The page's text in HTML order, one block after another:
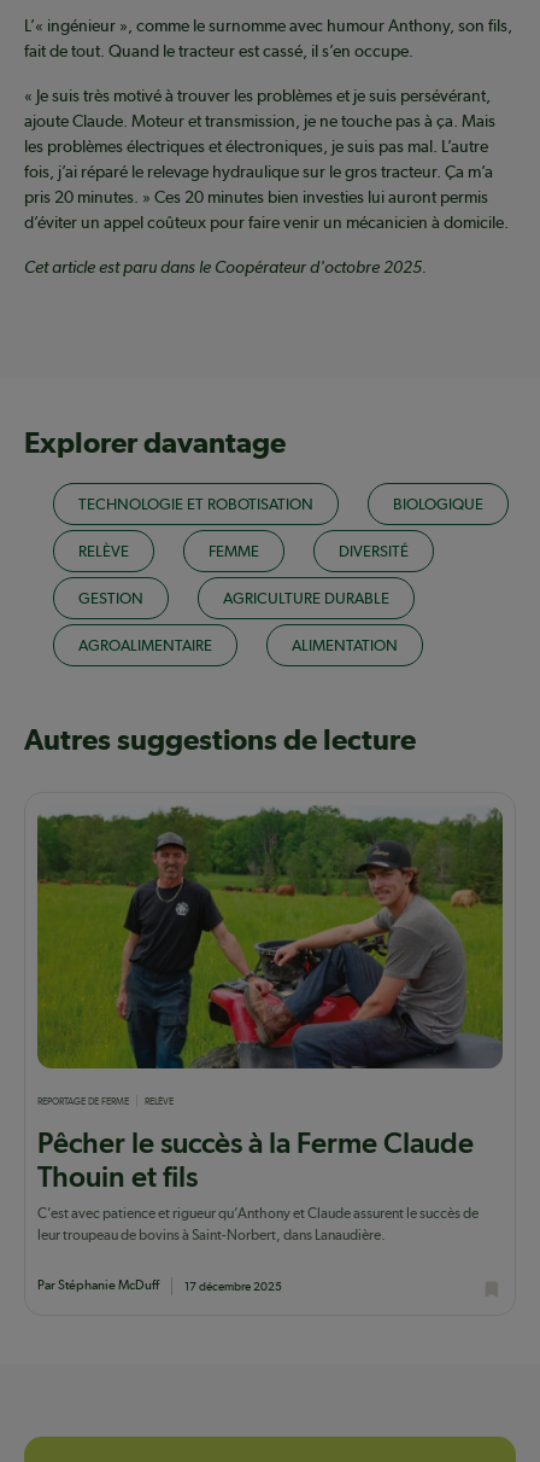
L’« ingénieur », comme le surnomme avec humour Anthony, son fils,
fait de tout. Quand le tracteur est cassé, il s’en occupe.
« Je suis très motivé à trouver les problèmes et je suis persévérant,
ajoute Claude. Moteur et transmission, je ne touche pas à ça. Mais
les problèmes électriques et électroniques, je suis pas mal. L’autre
fois, j’ai réparé le relevage hydraulique sur le gros tracteur. Ça m’a
pris 20 minutes. » Ces 20 minutes bien investies lui auront permis
d’éviter un appel coûteux pour faire venir un mécanicien à domicile.
Cet article est paru dans le Coopérateur d'octobre 2025.
Explorer davantage
TECHNOLOGIE ET ROBOTISATION BIOLOGIQUE
RELÈVE FEMME DIVERSITÉ
GESTION AGRICULTURE DURABLE
AGROALIMENTAIRE ALIMENTATION
Autres suggestions de lecture
REPORTAGE DE FERME RELÈVE
Pêcher le succès à la Ferme Claude
Thouin et fils
C’est avec patience et rigueur qu’Anthony et Claude assurent le succès de
leur troupeau de bovins à Saint-Norbert, dans Lanaudière.
Par Stéphanie McDuff 17 décembre 2025